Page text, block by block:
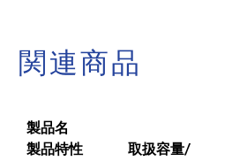
関連商品
製品名
製品特性
取扱容量/